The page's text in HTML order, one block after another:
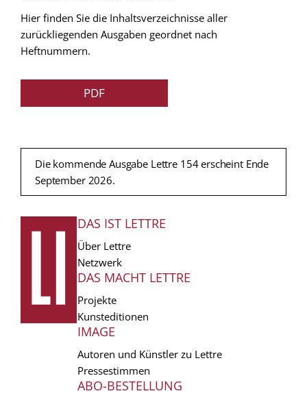
Hier finden Sie die Inhaltsverzeichnisse aller
zurückliegenden Ausgaben geordnet nach
Heftnummern.
PDF
Die kommende Ausgabe Lettre 154 erscheint Ende
September 2026.
FUSSZEILE
DAS IST LETTRE
Über Lettre
Netzwerk
DAS MACHT LETTRE
Projekte
Kunsteditionen
IMAGE
Autoren und Künstler zu Lettre
Pressestimmen
ABO-BESTELLUNG